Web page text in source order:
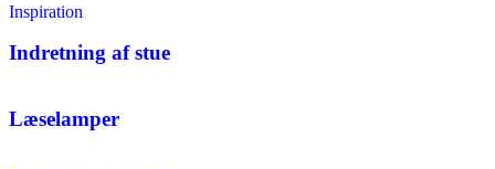
Inspiration
Indretning af stue
Læselamper